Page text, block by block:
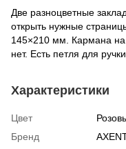
Две разноцветные
открыть нужные
145×210 мм. Кармана на
нет. Есть петля для ручки.
Характеристики
Цвет
Бренд